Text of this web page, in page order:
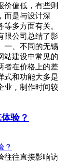
价偏低，有些则
而是与设计深
多方面有关。
限公司总结了影
一、不同的无锡
站建设中常见的
者在价格上的差
式和功能大多是
业，制作时间较
验？
往往直接影响访